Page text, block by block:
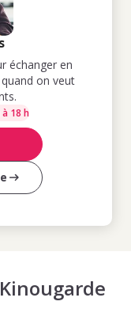
échanger en
on veut
18 h